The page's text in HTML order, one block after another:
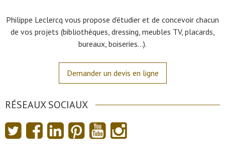
Philippe Leclercq vous propose d’étudier et de concevoir chacun
de vos projets (bibliothèques, dressing, meubles TV, placards,
bureaux, boiseries…).
Demander un devis en ligne
RÉSEAUX SOCIAUX